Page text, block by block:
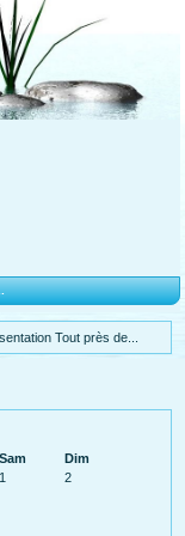
Tout près de...
Sam
Dim
1
2